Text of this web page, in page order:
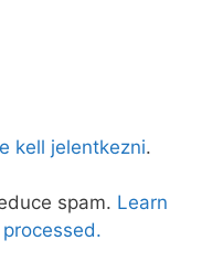
kell jelentkezni.
spam. Learn